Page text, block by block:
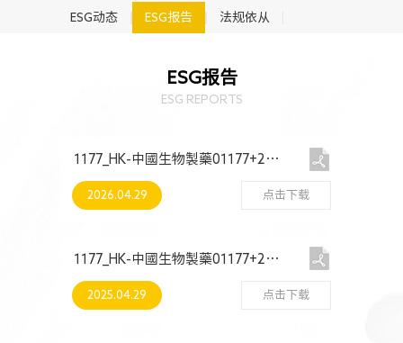
可持续发展
ESG动态 ESG报告 法规依从
ESG报告
ESG REPORTS
2026.04.29
1177_HK-中國生物製藥01177+2025+環境、社會及管治報告
点击下载
2025.04.29
1177_HK-中國生物製藥01177+2024+環境、社會及管治報告
点击下载